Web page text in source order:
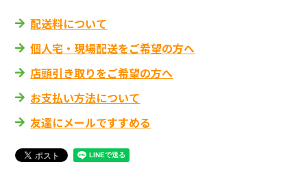
配送料について
個人宅・現場配送をご希望の方へ
店頭引き取りをご希望の方へ
お支払い方法について
友達にメールですすめる